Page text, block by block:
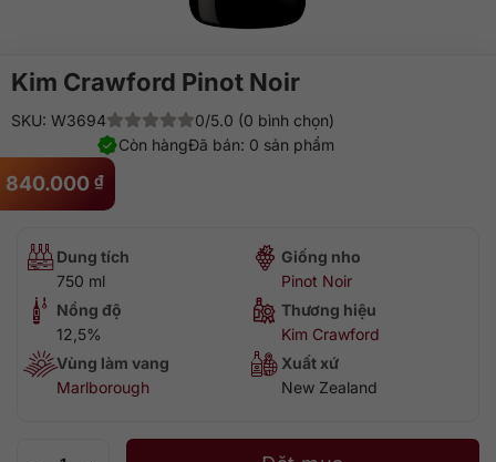
Kim Crawford Pinot Noir
840.000 ₫
SKU: W3694
0/5.0 (0 bình chọn)
Đã bán: 0 sản phẩm
Còn hàng
Dung tích
750 ml
Giống nho
Pinot Noir
Nồng độ
12,5%
Thương hiệu
Kim Crawford
Vùng làm vang
Marlborough
Xuất xứ
New Zealand